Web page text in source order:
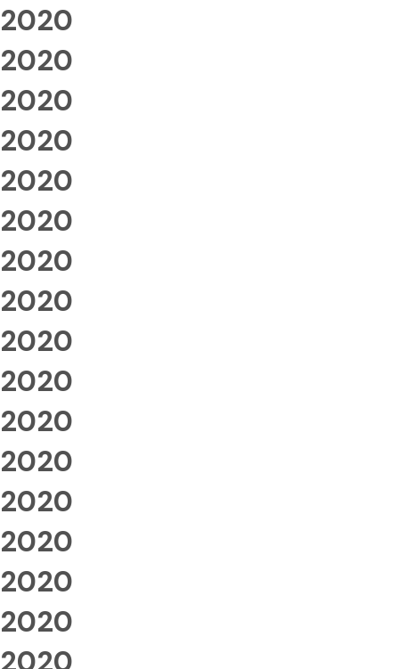
2020
2020
2020
2020
2020
2020
2020
2020
2020
2020
2020
2020
2020
2020
2020
2020